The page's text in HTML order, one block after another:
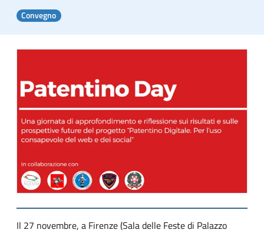
Convegno
Il 27 novembre, a Firenze (Sala delle Feste di Palazzo